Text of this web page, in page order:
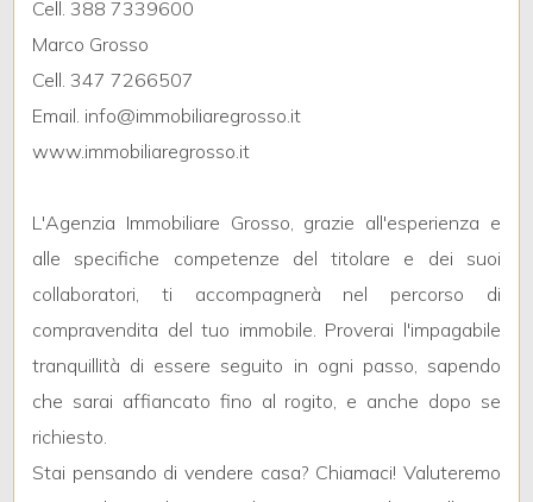
Cell. 388 7339600
Marco Grosso
Cell. 347 7266507
Email. info@immobiliaregrosso.it
www.immobiliaregrosso.it
L'Agenzia Immobiliare Grosso, grazie all'esperienza e
alle specifiche competenze del titolare e dei suoi
collaboratori, ti accompagnerà nel percorso di
compravendita del tuo immobile. Proverai l'impagabile
tranquillità di essere seguito in ogni passo, sapendo
che sarai affiancato fino al rogito, e anche dopo se
richiesto.
Stai pensando di vendere casa? Chiamaci! Valuteremo
4
Camere
minime